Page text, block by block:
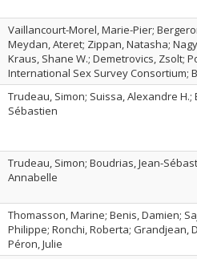
Vaillancourt-Morel, Marie-Pier;
Meydan, Ateret; Zippan, Natasha;
Kraus, Shane W.; Demetrovics, Zsolt;
International Sex Survey Consortium;
Trudeau, Simon; Suissa, Alexandre H.;
Sébastien
Trudeau, Simon; Boudrias, Jean-
Annabelle
Thomasson, Marine; Benis, Damien;
Philippe; Ronchi, Roberta; Grandjean,
Péron, Julie